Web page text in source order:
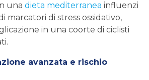
una dieta mediterranea influenzi
marcatori di stress ossidativo,
in una coorte di ciclisti
avanzata e rischio